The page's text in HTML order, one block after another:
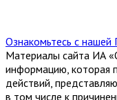
Ознакомьтесь с
Материалы сайта ИА
информацию, которая
действий,
в том числе к